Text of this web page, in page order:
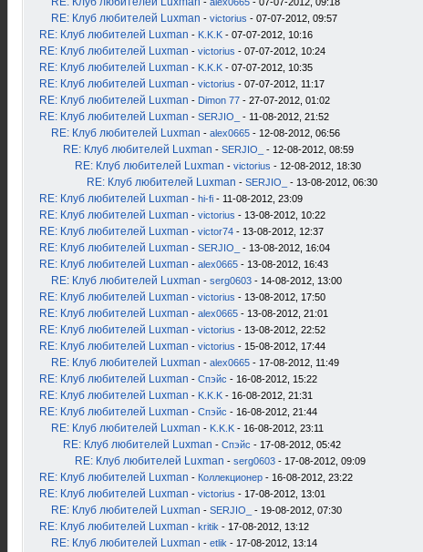
RE: Клуб любителей Luxman - victorius - 07-07-2012, 09:57
RE: Клуб любителей Luxman - K.K.K - 07-07-2012, 10:16
RE: Клуб любителей Luxman - victorius - 07-07-2012, 10:24
RE: Клуб любителей Luxman - K.K.K - 07-07-2012, 10:35
RE: Клуб любителей Luxman - victorius - 07-07-2012, 11:17
RE: Клуб любителей Luxman - Dimon 77 - 27-07-2012, 01:02
RE: Клуб любителей Luxman - SERJIO_ - 11-08-2012, 21:52
RE: Клуб любителей Luxman - alex0665 - 12-08-2012, 06:56
RE: Клуб любителей Luxman - SERJIO_ - 12-08-2012, 08:59
RE: Клуб любителей Luxman - victorius - 12-08-2012, 18:30
RE: Клуб любителей Luxman - SERJIO_ - 13-08-2012, 06:30
RE: Клуб любителей Luxman - hi-fi - 11-08-2012, 23:09
RE: Клуб любителей Luxman - victorius - 13-08-2012, 10:22
RE: Клуб любителей Luxman - victor74 - 13-08-2012, 12:37
RE: Клуб любителей Luxman - SERJIO_ - 13-08-2012, 16:04
RE: Клуб любителей Luxman - alex0665 - 13-08-2012, 16:43
RE: Клуб любителей Luxman - serg0603 - 14-08-2012, 13:00
RE: Клуб любителей Luxman - victorius - 13-08-2012, 17:50
RE: Клуб любителей Luxman - alex0665 - 13-08-2012, 21:01
RE: Клуб любителей Luxman - victorius - 13-08-2012, 22:52
RE: Клуб любителей Luxman - victorius - 15-08-2012, 17:44
RE: Клуб любителей Luxman - alex0665 - 17-08-2012, 11:49
RE: Клуб любителей Luxman - Спэйс - 16-08-2012, 15:22
RE: Клуб любителей Luxman - K.K.K - 16-08-2012, 21:31
RE: Клуб любителей Luxman - Спэйс - 16-08-2012, 21:44
RE: Клуб любителей Luxman - K.K.K - 16-08-2012, 23:11
RE: Клуб любителей Luxman - Спэйс - 17-08-2012, 05:42
RE: Клуб любителей Luxman - serg0603 - 17-08-2012, 09:09
RE: Клуб любителей Luxman - Коллекционер - 16-08-2012, 23:22
RE: Клуб любителей Luxman - victorius - 17-08-2012, 13:01
RE: Клуб любителей Luxman - SERJIO_ - 19-08-2012, 07:30
RE: Клуб любителей Luxman - kritik - 17-08-2012, 13:12
RE: Клуб любителей Luxman - etlik - 17-08-2012, 13:14